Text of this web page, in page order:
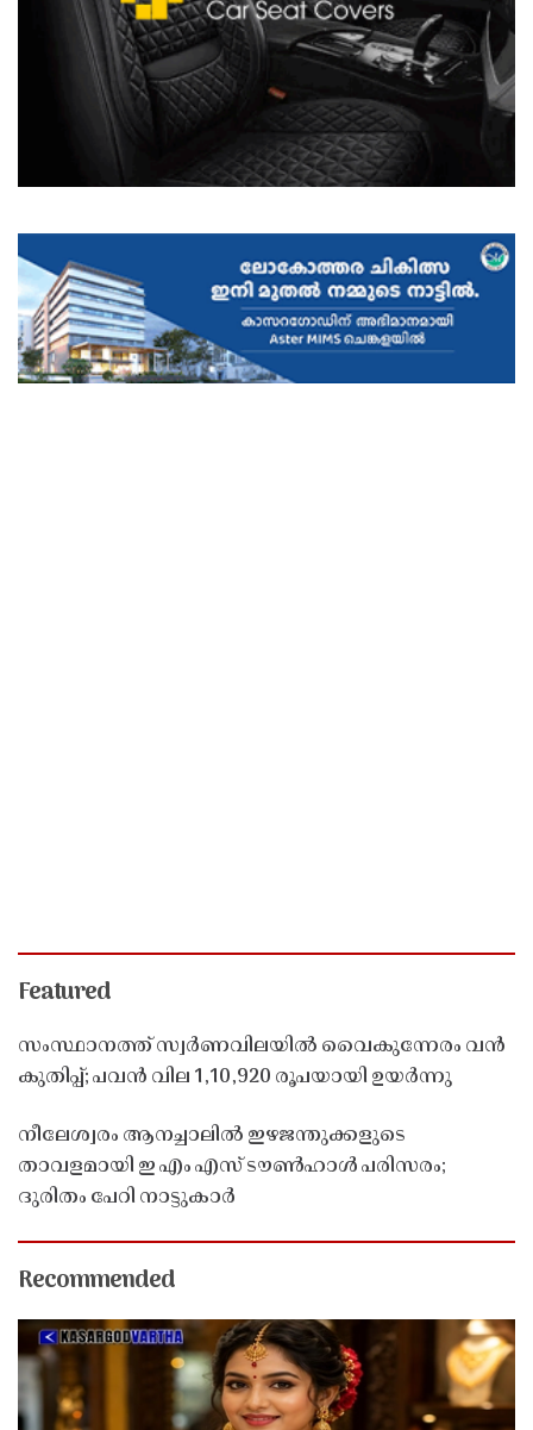
Featured
സംസ്ഥാനത്ത് സ്വർണവിലയിൽ വൈകുന്നേരം വൻ
കുതിപ്പ്; പവൻ വില 1,10,920 രൂപയായി ഉയർന്നു
നീലേശ്വരം ആനച്ചാലിൽ ഇഴജന്തുക്കളുടെ
താവളമായി ഇ എം എസ് ടൗൺഹാൾ പരിസരം;
ദുരിതം പേറി നാട്ടുകാർ
Recommended